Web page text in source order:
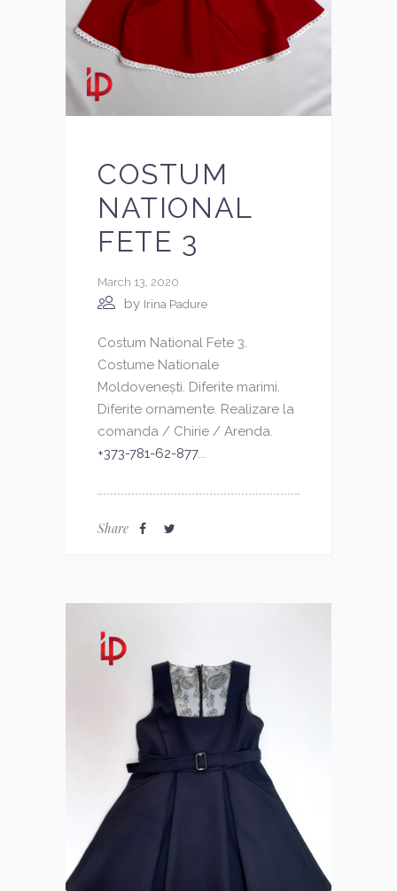
COSTUM
NATIONAL
FETE 3
March 13, 2020
by Irina Padure
Costum National Fete 3.
Costume Nationale
Moldovenești. Diferite marimi.
Diferite ornamente. Realizare la
comanda / Chirie / Arenda.
+373-781-62-877...
Share